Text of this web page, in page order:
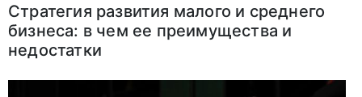
Стратегия развития малого и среднего
бизнеса: в чем ее преимущества и
недостатки